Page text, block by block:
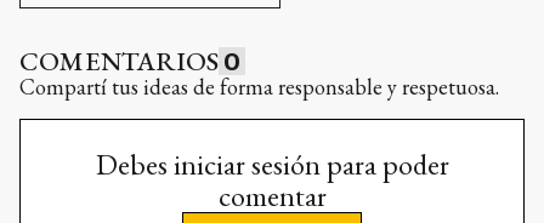
COMENTARIOS 0
Compartí tus ideas de forma responsable y respetuosa.
Debes iniciar sesión para poder
comentar